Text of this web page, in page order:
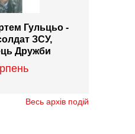
Гульцьо -
ЗСУ,
Дружби
Весь архів подій